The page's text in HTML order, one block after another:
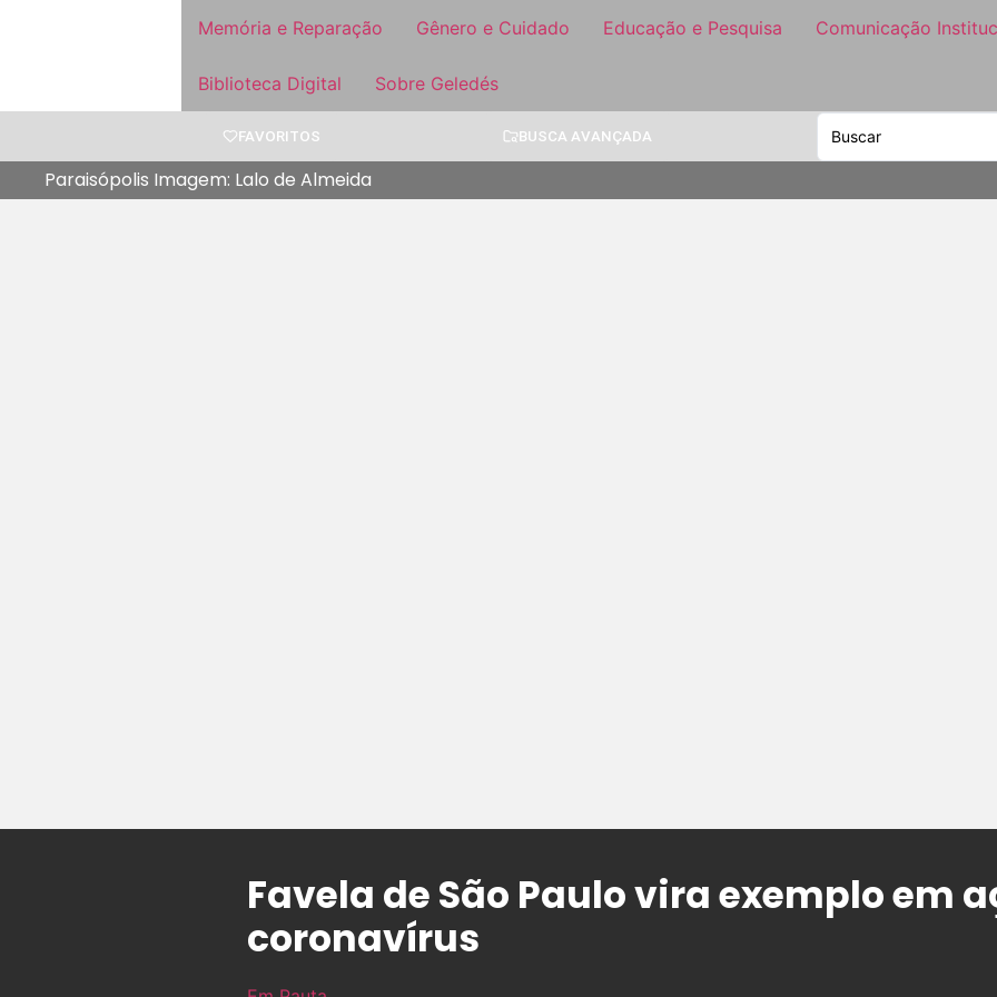
Memória e Reparação Gênero e Cuidado Educação e Pesquisa Comunicação
Biblioteca Digital Sobre Geledés
FAVORITOS BUSCA AVANÇADA
Paraisópolis Imagem: Lalo de Almeida
Favela de São Paulo vira exemplo em
coronavírus